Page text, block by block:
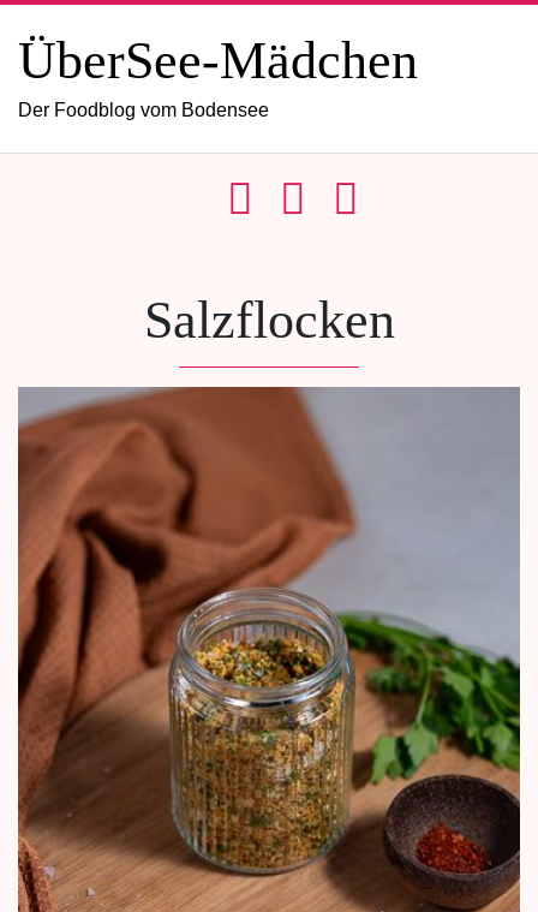
ÜberSee-Mädchen
Der Foodblog vom Bodensee
Salzflocken